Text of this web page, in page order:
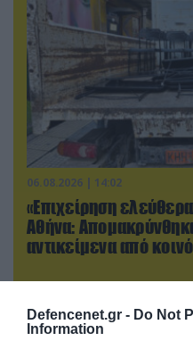
Defencenet.gr - Do Not
Information
06.08.2026 | 14:02
«Επιχείρηση
Αθήνα:
αντικείμενα από